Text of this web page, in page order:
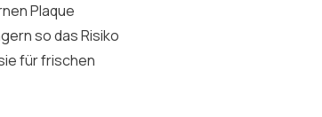
Plaque
so das Risiko
für frischen